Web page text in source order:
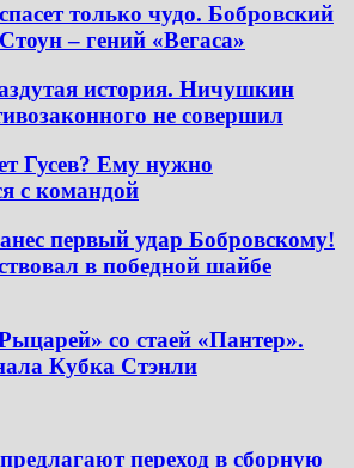
только чудо. Бобровский
– гений «Вегаса»
история. Ничушкин
не совершил
Гусев? Ему нужно
с командой
первый удар Бобровскому!
в победной шайбе
со стаей «Пантер».
Кубка Стэнли
переход в сборную